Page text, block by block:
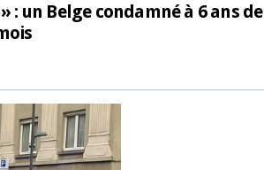
: un Belge condamné à 6 ans de